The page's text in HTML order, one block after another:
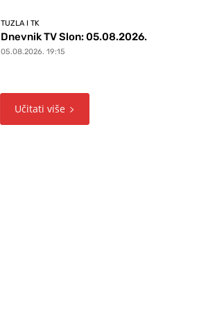
TUZLA I TK
Dnevnik TV Slon: 05.08.2026.
05.08.2026. 19:15
Učitati više